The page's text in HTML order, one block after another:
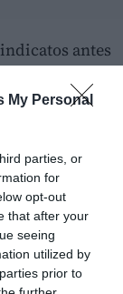
My Personal
parties, or
for
opt-out
that after your
seeing
utilized by
prior to
antes
propuestas
para
en que
personal
de